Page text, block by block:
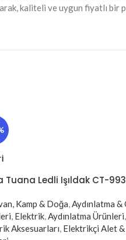
kaliteli ve uygun fiyatlı
Tuana Ledli Işıldak CT-
Kamp & Doğa,Aydınlatma &
, Elektrik,Aydınlatma Ürünleri,
Aksesuarları, Elektrikçi Alet &